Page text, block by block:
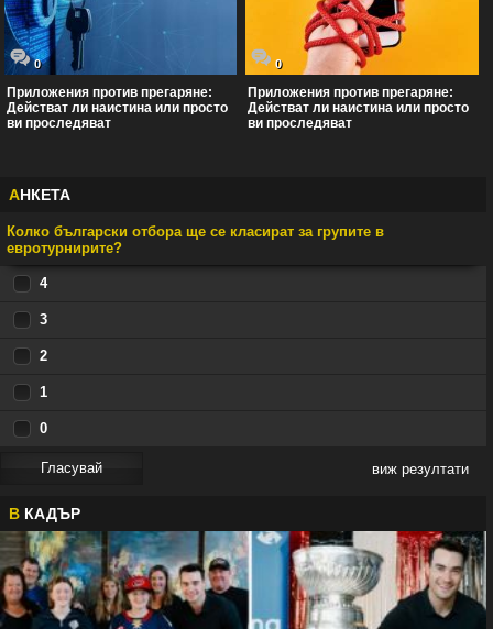
0
Приложения против прегаряне:
Действат ли наистина или просто
ви проследяват
0
Приложения против прегаряне:
Действат ли наистина или просто
ви проследяват
АНКЕТА
Колко български отбора ще се класират за групите в
евротурнирите?
4
3
2
1
0
виж резултати
В КАДЪР